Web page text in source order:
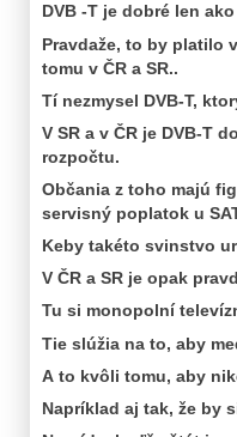
DVB -T je dobré len
Pravdaže, to by platilo
tomu v ČR a SR..
Tí nezmysel DVB-T,
V SR a v ČR je DVB-T
rozpočtu.
Občania z toho majú
servisný poplatok u
Keby takéto svinstvo
V ČR a SR je opak
Tu si monopolní
Tie slúžia na to, aby
A to kvôli tomu, aby
Napríklad aj tak, že by